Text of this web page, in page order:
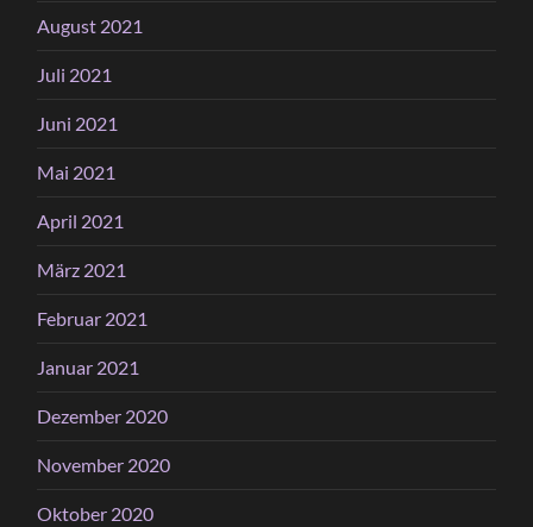
August 2021
Juli 2021
Juni 2021
Mai 2021
April 2021
März 2021
Februar 2021
Januar 2021
Dezember 2020
November 2020
Oktober 2020